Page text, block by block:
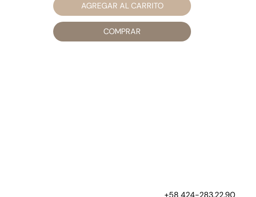
AGREGAR AL CARRITO
COMPRAR
+58 424-283.22.90